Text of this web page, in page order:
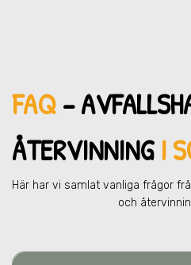
FAQ–
ÅTERVINNING I
Här har vi samlat vanliga frågor
och